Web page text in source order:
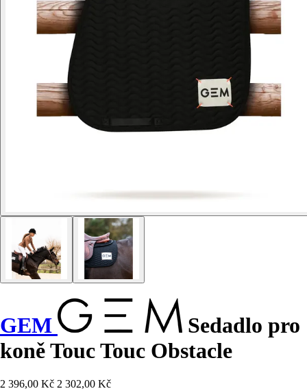
GEM
Sedadlo pro
koně Touc Touc Obstacle
2 396,00 Kč 2 302,00 Kč